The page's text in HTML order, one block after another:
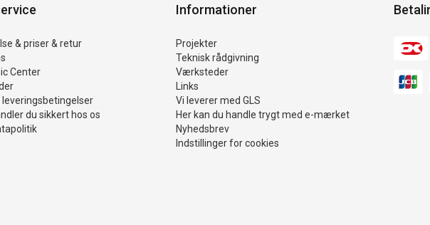
& priser & retur
Center
leveringsbetingelser
du sikkert hos os
Informationer
Projekter
Teknisk rådgivning
Værksteder
Links
Vi leverer med GLS
Her kan du handle trygt med e-mærket
Nyhedsbrev
Indstillinger for cookies